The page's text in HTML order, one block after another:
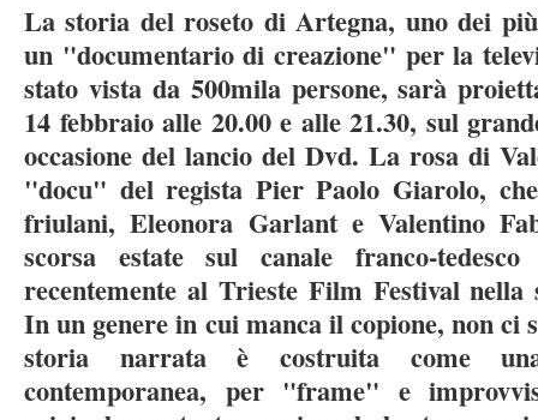
La storia del roseto di Artegna, uno dei
un "documentario di creazione" per la
stato vista da 500mila persone, sarà
14 febbraio alle 20.00 e alle 21.30, sul
occasione del lancio del Dvd. La rosa di
"docu" del regista Pier Paolo Giarolo,
friulani, Eleonora Garlant e Valentino
scorsa estate sul canale franco-
recentemente al Trieste Film Festival
In un genere in cui manca il copione, non ci
storia narrata è costruita come
contemporanea, per "frame" e